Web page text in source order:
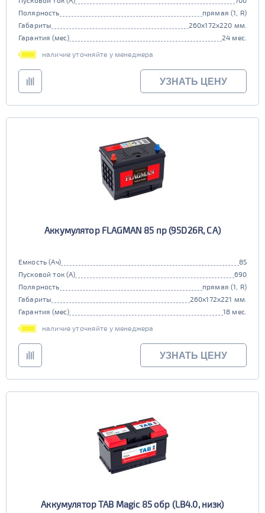
Полярность
прямая (1, R)
Габариты
260x172x220 мм.
Гарантия (мес)
24 мес.
наличие уточняйте у менеджера
УЗНАТЬ ЦЕНУ
Аккумулятор FLAGMAN 85 пр (95D26R, CA)
Емкость (Ач)
85
Пусковой ток (А)
690
Полярность
прямая (1, R)
Габариты
260x172x221 мм.
Гарантия (мес)
18 мес.
наличие уточняйте у менеджера
УЗНАТЬ ЦЕНУ
Аккумулятор TAB Magic 85 обр (LB4.0, низк)